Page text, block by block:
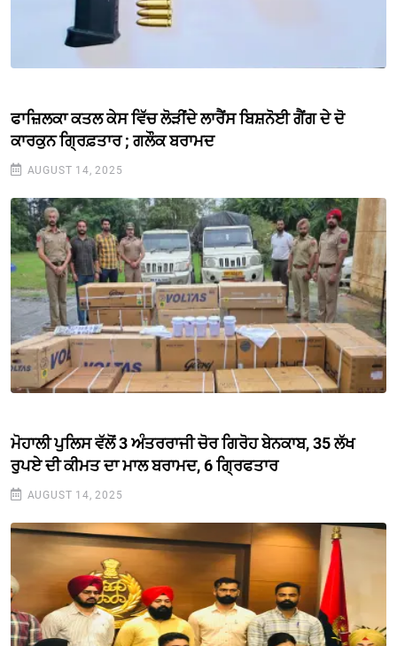
ਫਾਜ਼ਿਲਕਾ ਕਤਲ ਕੇਸ ਵਿੱਚ ਲੋੜੀਂਦੇ ਲਾਰੈਂਸ ਬਿਸ਼ਨੋਈ ਗੈਂਗ ਦੇ ਦੋ
ਕਾਰਕੁਨ ਗ੍ਰਿਫ਼ਤਾਰ ; ਗਲੌਕ ਬਰਾਮਦ
AUGUST 14, 2025
ਮੋਹਾਲੀ ਪੁਲਿਸ ਵੱਲੋਂ 3 ਅੰਤਰਰਾਜੀ ਚੋਰ ਗਿਰੋਹ ਬੇਨਕਾਬ, 35 ਲੱਖ
ਰੁਪਏ ਦੀ ਕੀਮਤ ਦਾ ਮਾਲ ਬਰਾਮਦ, 6 ਗ੍ਰਿਫਤਾਰ
AUGUST 14, 2025